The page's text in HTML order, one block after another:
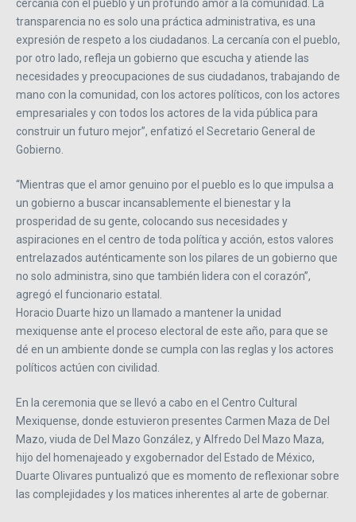
cercanía con el pueblo y un profundo amor a la comunidad. La
transparencia no es solo una práctica administrativa, es una
expresión de respeto a los ciudadanos. La cercanía con el pueblo,
por otro lado, refleja un gobierno que escucha y atiende las
necesidades y preocupaciones de sus ciudadanos, trabajando de
mano con la comunidad, con los actores políticos, con los actores
empresariales y con todos los actores de la vida pública para
construir un futuro mejor”, enfatizó el Secretario General de
Gobierno.
“Mientras que el amor genuino por el pueblo es lo que impulsa a
un gobierno a buscar incansablemente el bienestar y la
prosperidad de su gente, colocando sus necesidades y
aspiraciones en el centro de toda política y acción, estos valores
entrelazados auténticamente son los pilares de un gobierno que
no solo administra, sino que también lidera con el corazón”,
agregó el funcionario estatal.
Horacio Duarte hizo un llamado a mantener la unidad
mexiquense ante el proceso electoral de este año, para que se
dé en un ambiente donde se cumpla con las reglas y los actores
políticos actúen con civilidad.
En la ceremonia que se llevó a cabo en el Centro Cultural
Mexiquense, donde estuvieron presentes Carmen Maza de Del
Mazo, viuda de Del Mazo González, y Alfredo Del Mazo Maza,
hijo del homenajeado y exgobernador del Estado de México,
Duarte Olivares puntualizó que es momento de reflexionar sobre
las complejidades y los matices inherentes al arte de gobernar.